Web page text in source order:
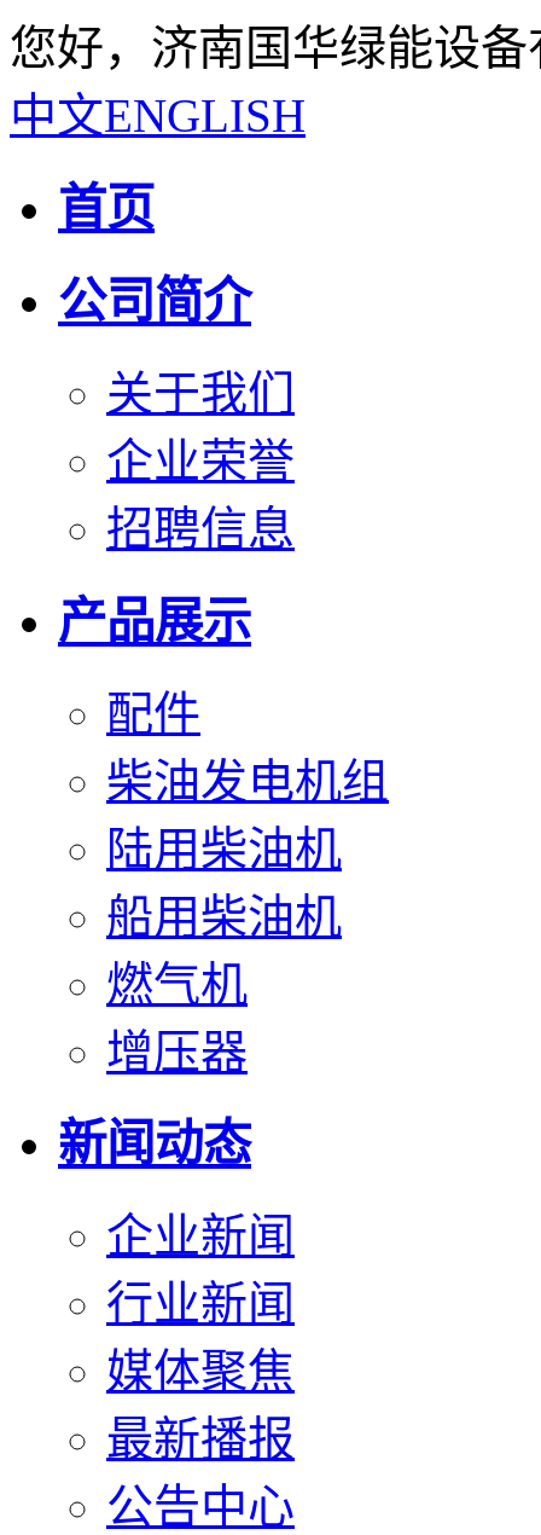
您好，济南国华绿能设
中文ENGLISH
首页
公司简介
关于我们
企业荣誉
招聘信息
产品展示
配件
柴油发电机组
陆用柴油机
船用柴油机
燃气机
增压器
新闻动态
企业新闻
行业新闻
媒体聚焦
最新播报
公告中心